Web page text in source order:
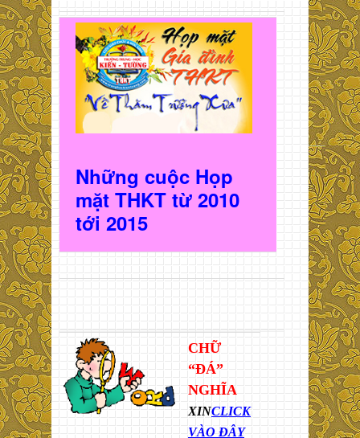
Những cuộc Họp
mặt THKT từ 2010
tới 2015
CHỮ
“ĐÁ”
NGHĨA
XINCLICK
VÀO ĐÂY